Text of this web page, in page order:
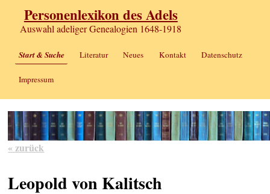
Personenlexikon des Adels
Auswahl adeliger Genealogien 1648-1918
Start & Suche Literatur Neues Kontakt Datenschutz
Impressum
« zurück
Leopold von Kalitsch